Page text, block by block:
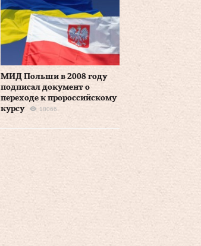
МИД Польши в 2008 году
подписал документ о
переходе к пророссийскому
курсу
18066